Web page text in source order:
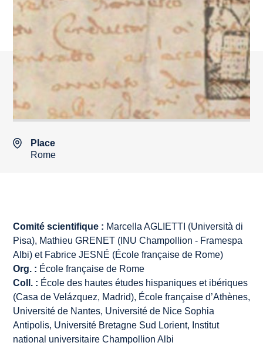
Place
Rome
Comité scientifique : Marcella AGLIETTI (Università di
Pisa), Mathieu GRENET (INU Champollion - Framespa
Albi) et Fabrice JESNÉ (École française de Rome)
Org. : École française de Rome
Coll. : École des hautes études hispaniques et ibériques
(Casa de Velázquez, Madrid), École française d’Athènes,
Université de Nantes, Université de Nice Sophia
Antipolis, Université Bretagne Sud Lorient, Institut
national universitaire Champollion Albi